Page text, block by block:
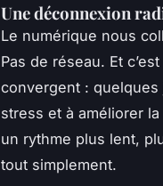
Une déconnexion
Le numérique nous
Pas de réseau. Et
convergent :
stress et à améliorer
un rythme plus lent,
tout simplement.